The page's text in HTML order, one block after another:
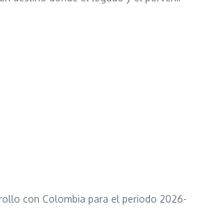
con Colombia para el periodo 2026-